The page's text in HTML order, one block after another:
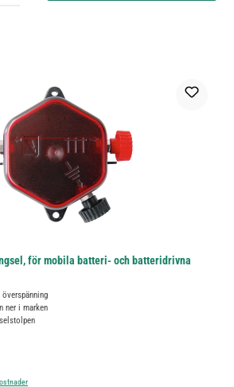
för mobila batteri- och batteridrivna
ner i marken